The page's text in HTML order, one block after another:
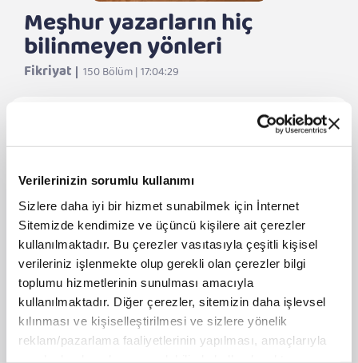
Verilerinizin sorumlu kullanımı
Sizlere daha iyi bir hizmet sunabilmek için İnternet
Sitemizde kendimize ve üçüncü kişilere ait çerezler
kullanılmaktadır. Bu çerezler vasıtasıyla çeşitli kişisel
verileriniz işlenmekte olup gerekli olan çerezler bilgi
toplumu hizmetlerinin sunulması amacıyla
kullanılmaktadır. Diğer çerezler, sitemizin daha işlevsel
kılınması ve kişiselleştirilmesi ve sizlere yönelik
reklam/pazarlama faaliyetlerinin yapılması, amaçlarıyla
Meşhur yazarların hiç
bilinmeyen yönleri
Fikriyat 150 Bölüm | 17:04:29
Meşhur yazarların hiç bilinmeyen yönleri
II. Abdülhamid'in Cuma Selamlığı
Şanlı bir direniş: Plevne
Yunanistan’a damga vuran Türk: Sadık
Ahmet